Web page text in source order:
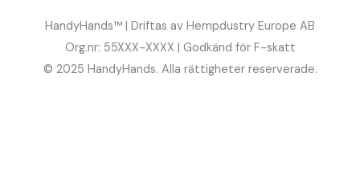
HandyHands™ | Driftas av Hempdustry Europe AB
Org.nr: 55XXX-XXXX | Godkänd för F-skatt
© 2025 HandyHands. Alla rättigheter reserverade.